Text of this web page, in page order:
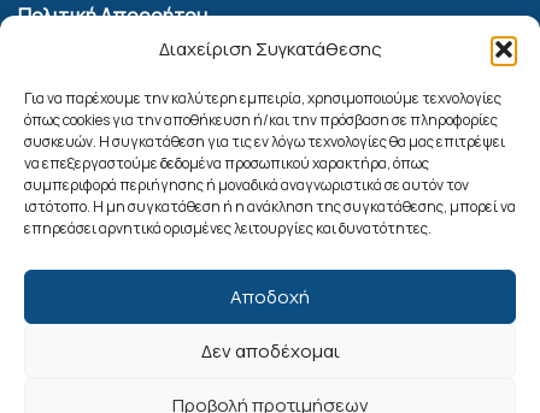
Διαχείριση Συγκατάθεσης
Για να παρέχουμε την καλύτερη εμπειρία, χρησιμοποιούμε τεχνολογίες
όπως cookies για την αποθήκευση ή/και την πρόσβαση σε πληροφορίες
συσκευών. Η συγκατάθεση για τις εν λόγω τεχνολογίες θα μας επιτρέψει
να επεξεργαστούμε δεδομένα προσωπικού χαρακτήρα, όπως
συμπεριφορά περιήγησης ή μοναδικά αναγνωριστικά σε αυτόν τον
ιστότοπο. Η μη συγκατάθεση ή η ανάκληση της συγκατάθεσης, μπορεί να
επηρεάσει αρνητικά ορισμένες λειτουργίες και δυνατότητες.
Αποδοχή
Δεν αποδέχομαι
Προβολή προτιμήσεων
Πολιτική Απορρήτου
Όροι Χρήσης Υπηρεσίας Επικοινωνίας
Πολιτική Cookies (ΕΕ)
Αναζήτηση